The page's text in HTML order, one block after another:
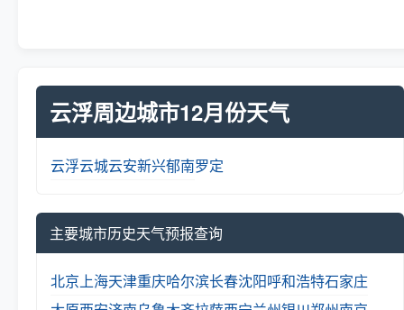
云浮周边城市12月份天气
云浮云城云安新兴郁南罗定
主要城市历史天气预报查询
北京 上海天津重庆哈尔滨长春沈阳呼和浩特石家庄